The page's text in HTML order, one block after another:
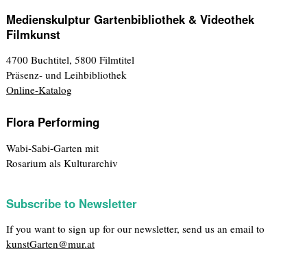
Medienskulptur Gartenbibliothek & Videothek
Filmkunst
4700 Buchtitel, 5800 Filmtitel
Präsenz- und Leihbibliothek
Online-Katalog
Flora Performing
Wabi-Sabi-Garten mit
Rosarium als Kulturarchiv
Subscribe to Newsletter
If you want to sign up for our newsletter, send us an email to
kunstGarten@mur.at